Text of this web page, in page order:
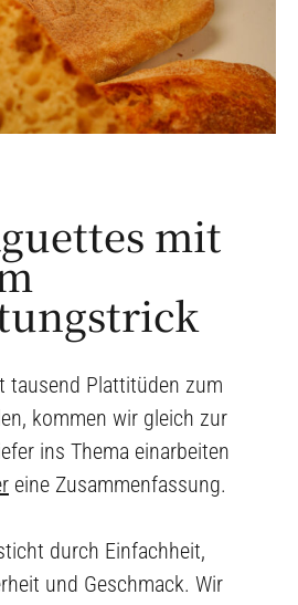
mit
tausend Plattitüden zum
kommen wir gleich zur
ins Thema einarbeiten
eine Zusammenfassung.
durch Einfachheit,
und Geschmack. Wir